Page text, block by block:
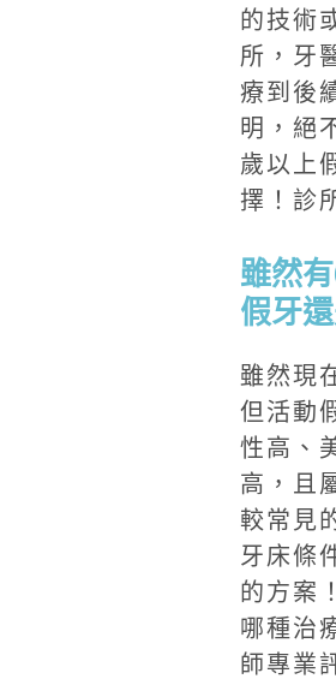
的技術
所，牙
療到後
明，絕
歲以上
擇！診
雖然
假牙
雖然現
但活動
性高、
高，且
較常見
牙床條
的方案
哪種治
師專業